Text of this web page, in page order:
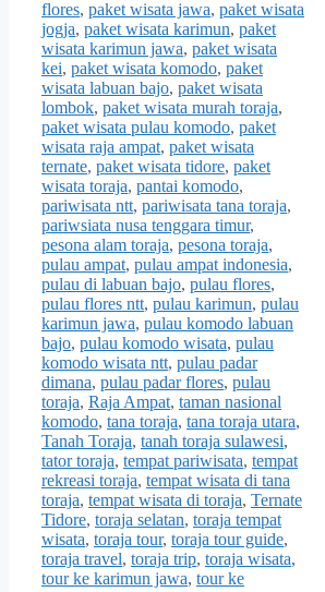
flores, paket wisata jawa, paket wisata
jogja, paket wisata karimun, paket
wisata karimun jawa, paket wisata
kei, paket wisata komodo, paket
wisata labuan bajo, paket wisata
lombok, paket wisata murah toraja,
paket wisata pulau komodo, paket
wisata raja ampat, paket wisata
ternate, paket wisata tidore, paket
wisata toraja, pantai komodo,
pariwisata ntt, pariwisata tana toraja,
pariwsiata nusa tenggara timur,
pesona alam toraja, pesona toraja,
pulau ampat, pulau ampat indonesia,
pulau di labuan bajo, pulau flores,
pulau flores ntt, pulau karimun, pulau
karimun jawa, pulau komodo labuan
bajo, pulau komodo wisata, pulau
komodo wisata ntt, pulau padar
dimana, pulau padar flores, pulau
toraja, Raja Ampat, taman nasional
komodo, tana toraja, tana toraja utara,
Tanah Toraja, tanah toraja sulawesi,
tator toraja, tempat pariwisata, tempat
rekreasi toraja, tempat wisata di tana
toraja, tempat wisata di toraja, Ternate
Tidore, toraja selatan, toraja tempat
wisata, toraja tour, toraja tour guide,
toraja travel, toraja trip, toraja wisata,
tour ke karimun jawa, tour ke